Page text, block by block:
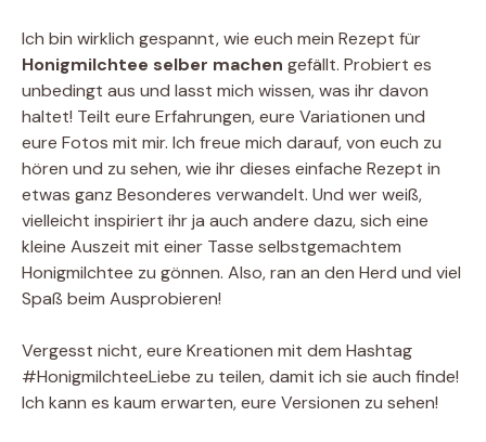
Ich bin wirklich gespannt, wie euch mein Rezept für
Honigmilchtee selber machen gefällt. Probiert es
unbedingt aus und lasst mich wissen, was ihr davon
haltet! Teilt eure Erfahrungen, eure Variationen und
eure Fotos mit mir. Ich freue mich darauf, von euch zu
hören und zu sehen, wie ihr dieses einfache Rezept in
etwas ganz Besonderes verwandelt. Und wer weiß,
vielleicht inspiriert ihr ja auch andere dazu, sich eine
kleine Auszeit mit einer Tasse selbstgemachtem
Honigmilchtee zu gönnen. Also, ran an den Herd und viel
Spaß beim Ausprobieren!
Vergesst nicht, eure Kreationen mit dem Hashtag
#HonigmilchteeLiebe zu teilen, damit ich sie auch finde!
Ich kann es kaum erwarten, eure Versionen zu sehen!